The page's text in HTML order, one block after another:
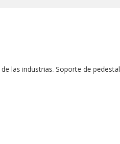
las industrias. Soporte de pedestal